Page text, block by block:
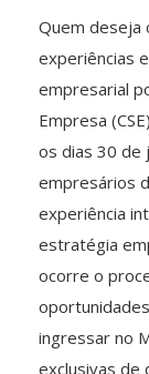
Quem deseja
experiências
empresarial
Empresa
os dias 30 de
empresários
experiência
estratégia
ocorre o
ingressar no
exclusivas de